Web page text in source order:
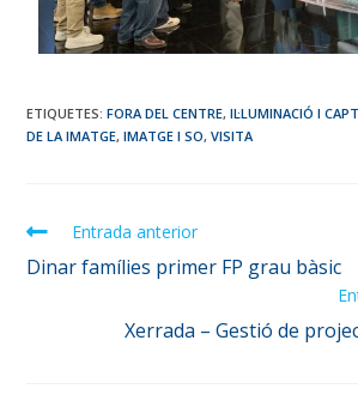
ETIQUETES:FORA DEL CENTRE, IL·LUMINACIÓ I
DE LA IMATGE, IMATGE I SO, VISITA
Entrada anterior
Dinar famílies primer FP grau bàsic
Xerrada – Gestió de